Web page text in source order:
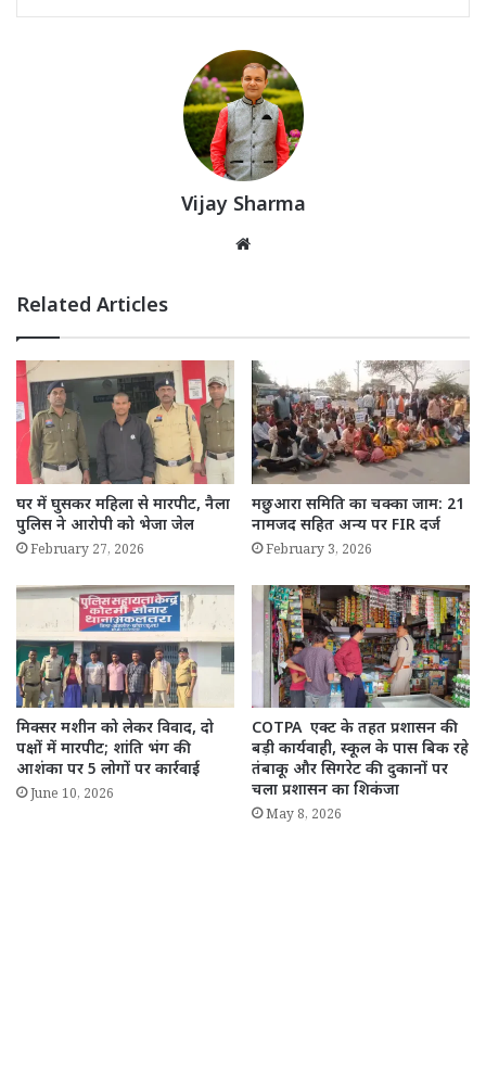
Vijay Sharma
Related Articles
घर में घुसकर महिला से मारपीट, नैला
पुलिस ने आरोपी को भेजा जेल
February 27, 2026
मछुआरा समिति का चक्का जाम: 21
नामजद सहित अन्य पर FIR दर्ज
February 3, 2026
मिक्सर मशीन को लेकर विवाद, दो
पक्षों में मारपीट; शांति भंग की
आशंका पर 5 लोगों पर कार्रवाई
June 10, 2026
COTPA एक्ट के तहत प्रशासन की
बड़ी कार्यवाही, स्कूल के पास बिक रहे
तंबाकू और सिगरेट की दुकानों पर
चला प्रशासन का शिकंजा
May 8, 2026